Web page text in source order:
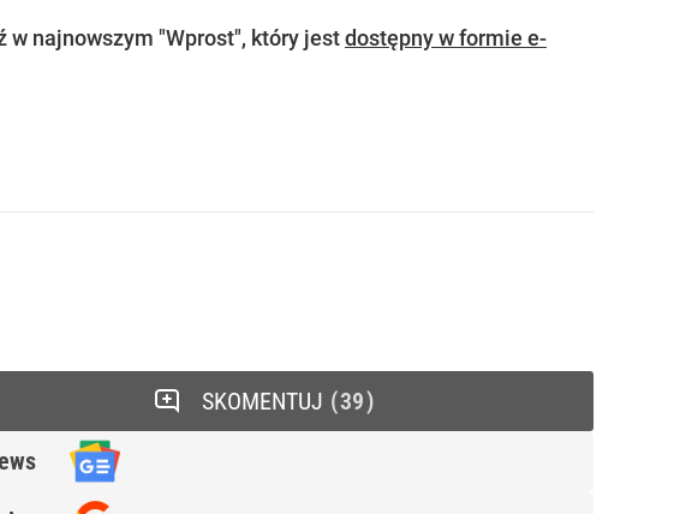
w najnowszym "Wprost", który jestdostępny w formie e-
SKOMENTUJ 39